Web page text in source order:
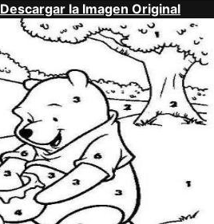
Descargar la Imagen Original